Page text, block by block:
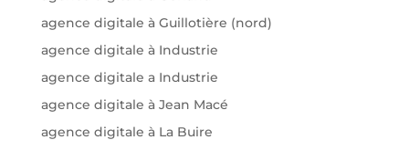
agence digitale à Guillotière (nord)
agence digitale à Industrie
agence digitale a Industrie
agence digitale à Jean Macé
agence digitale à La Buire